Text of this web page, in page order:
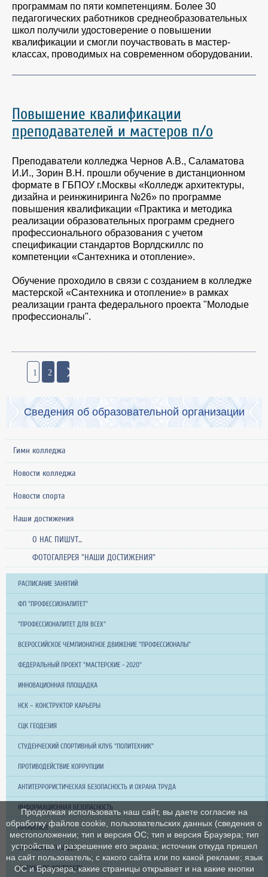
программам по пяти компетенциям. Более 30
педагогических работников среднеобразовательных
школ получили удостоверение о повышении
квалификации и смогли поучаствовать в мастер-
классах, проводимых на современном оборудовании.
Повышение квалификации
преподавателей и мастеров п/о
Преподаватели колледжа Чернов А.В., Саламатова
И.И., Зорин В.Н. прошли обучение в дистанционном
формате в ГБПОУ г.Москвы «Колледж архитектуры,
дизайна и реинжиниринга №26» по программе
повышения квалификации «Практика и методика
реализации образовательных программ среднего
профессионального образования с учетом
спецификации стандартов Ворлдскиллс по
компетенции «Сантехника и отопление».
Обучение проходило в связи с созданием в колледже
мастерской «Сантехника и отопление» в рамках
реализации гранта федерального проекта "Молодые
профессионалы".
1 2
Сведения об образовательной организации
Гимн колледжа
Новости колледжа
Новости спорта
Наши достижения
О НАС ПИШУТ...
ФОТОГАЛЕРЕЯ "НАШИ ДОСТИЖЕНИЯ"
РАСПИСАНИЕ ЗАНЯТИЙ
ФП "ПРОФЕССИОНАЛИТЕТ"
"ПРОФЕССИОНАЛИТЕТ ДЛЯ ВСЕХ"
ВСЕРОССИЙСКОЕ ЧЕМПИОНАТНОЕ ДВИЖЕНИЕ "ПРОФЕССИОНАЛЫ"
ФЕДЕРАЛЬНЫЙ ПРОЕКТ "МАСТЕРСКИЕ - 2020"
ИННОВАЦИОННАЯ ПЛОЩАДКА
НСК – КОНСТРУКТОР КАРЬЕРЫ
СЦК ГЕОДЕЗИЯ
СТУДЕНЧЕСКИЙ СПОРТИВНЫЙ КЛУБ "ПОЛИТЕХНИК"
ПРОТИВОДЕЙСТВИЕ КОРРУПЦИИ
АНТИТЕРРОРИСТИЧЕСКАЯ БЕЗОПАСНОСТЬ И ОХРАНА ТРУДА
ИНФОРМАЦИОННАЯ БЕЗОПАСНОСТЬ
ПРОФСОЮЗ
ОБРАЩЕНИЕ ГРАЖДАН
СЛУЖБА ПО КОНТРАКТУ
Продолжая использовать наш сайт, вы даете согласие на
обработку файлов cookie, пользовательских данных (сведения о
местоположении; тип и версия ОС; тип и версия Браузера; тип
устройства и разрешение его экрана; источник откуда пришел
на сайт пользователь; с какого сайта или по какой рекламе; язык
ОС и Браузера; какие страницы открывает и на какие кнопки